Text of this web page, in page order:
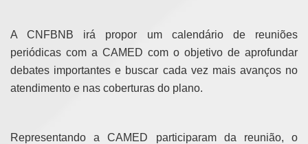
A CNFBNB irá propor um calendário de reuniões
periódicas com a CAMED com o objetivo de aprofundar
debates importantes e buscar cada vez mais avanços no
atendimento e nas coberturas do plano.
Representando a CAMED participaram da reunião, o